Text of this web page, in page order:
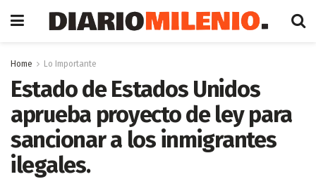
Home Lo Importante
Estado de Estados Unidos
aprueba proyecto de ley para
sancionar a los inmigrantes
ilegales.